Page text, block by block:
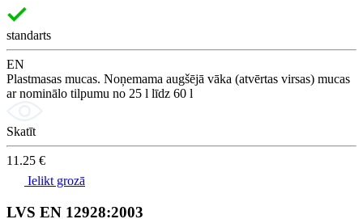
standarts
EN
Plastmasas mucas. Noņemama augšējā vāka (atvērtas virsas) mucas
ar nominālo tilpumu no 25 l līdz 60 l
Skatīt
11.25 €
Ielikt grozā
LVS EN 12928:2003